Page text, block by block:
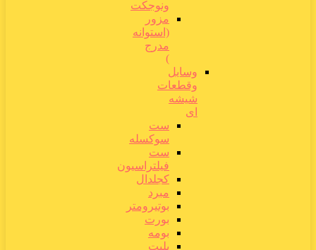
ونوجکت
مزور
(استوانه
مدرج
)
وسایل
وقطعات
شیشه
ای
ست
سوکسله
ست
فیلتراسیون
کجلدال
مبرد
بوتیرومتر
بورت
بومه
پلیت